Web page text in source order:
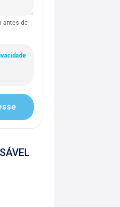
antes de